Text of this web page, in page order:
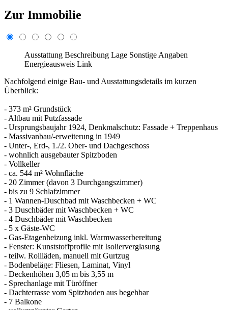
Zur Immobilie
Ausstattung Beschreibung Lage Sonstige Angaben
Energieausweis Link
Nachfolgend einige Bau- und Ausstattungsdetails im kurzen
Überblick:
- 373 m² Grundstück
- Altbau mit Putzfassade
- Ursprungsbaujahr 1924, Denkmalschutz: Fassade + Treppenhaus
- Massivanbau/-erweiterung in 1949
- Unter-, Erd-, 1./2. Ober- und Dachgeschoss
- wohnlich ausgebauter Spitzboden
- Vollkeller
- ca. 544 m² Wohnfläche
- 20 Zimmer (davon 3 Durchgangszimmer)
- bis zu 9 Schlafzimmer
- 1 Wannen-Duschbad mit Waschbecken + WC
- 3 Duschbäder mit Waschbecken + WC
- 4 Duschbäder mit Waschbecken
- 5 x Gäste-WC
- Gas-Etagenheizung inkl. Warmwasserbereitung
- Fenster: Kunststoffprofile mit Isolierverglasung
- teilw. Rollläden, manuell mit Gurtzug
- Bodenbeläge: Fliesen, Laminat, Vinyl
- Deckenhöhen 3,05 m bis 3,55 m
- Sprechanlage mit Türöffner
- Dachterrasse vom Spitzboden aus begehbar
- 7 Balkone